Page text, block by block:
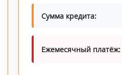
Сумма кредита:
Ежемесячный платёж: